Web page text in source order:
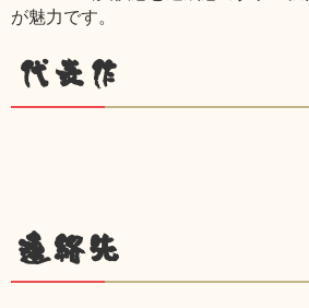
が魅力です。
代表作
連絡先